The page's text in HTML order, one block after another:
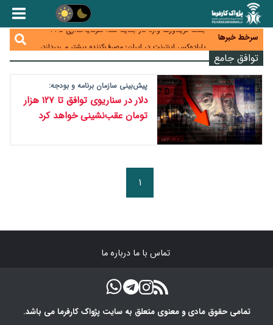
سرخط خبرها
زائران اربعین نگران ارز باقی‌مانده نباشند؛ خرید دینار در
جنگ کریدورها وارد فاز جدید شد؛ سرمایه‌گذاری ۳۴۵
پارادوکس اینترنت در ایران؛ مصرف‌کننده بیشتر می‌پردازد،
تأمین سرمایه در گردش بدون خلق نقدینگی؛ نقش
جدید سیاست‌های مالیاتی در حمایت از تولید
معمای تأمین ۸۰ همت معوقات بازنشستگان؛ بانک رفاه
وارد میدان شد
توافق جامع
پیش‌بینی سازمان برنامه و بودجه:
دلار در سناریوی توافق تا ۱۲۷ هزار
تومان عقب‌نشینی خواهد کرد
۱
تماس با ما درباره ما
تمامی حقوق مادی و معنوی متعلق به سایت پژواک کارفرما می باشد.